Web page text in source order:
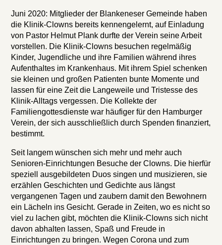
Juni 2020: Mitglieder der Blankeneser Gemeinde haben
die Klinik-Clowns bereits kennengelernt, auf Einladung
von Pastor Helmut Plank durfte der Verein seine Arbeit
vorstellen. Die Klinik-Clowns besuchen regelmäßig
Kinder, Jugendliche und ihre Familien während ihres
Aufenthaltes im Krankenhaus. Mit ihrem Spiel schenken
sie kleinen und großen Patienten bunte Momente und
lassen für eine Zeit die Langeweile und Tristesse des
Klinik-Alltags vergessen. Die Kollekte der
Familiengottesdienste war häufiger für den Hamburger
Verein, der sich ausschließlich durch Spenden finanziert,
bestimmt.
Seit langem wünschen sich mehr und mehr auch
Senioren-Einrichtungen Besuche der Clowns. Die hierfür
speziell ausgebildeten Duos singen und musizieren, sie
erzählen Geschichten und Gedichte aus längst
vergangenen Tagen und zaubern damit den Bewohnern
ein Lächeln ins Gesicht. Gerade in Zeiten, wo es nicht so
viel zu lachen gibt, möchten die Klinik-Clowns sich nicht
davon abhalten lassen, Spaß und Freude in
Einrichtungen zu bringen. Wegen Corona und zum